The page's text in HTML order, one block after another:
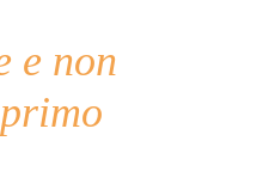
e non